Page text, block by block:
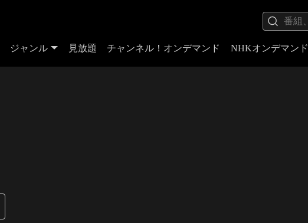
ジャンル 見放題 チャンネル！オンデマンド NHKオンデマンド